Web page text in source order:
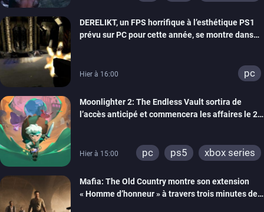
DERELIKT, un FPS horrifique à l’esthétique PS1
prévu sur PC pour cette année, se montre dans
Hier à 16:00 pc
Moonlighter 2: The Endless Vault sortira de
l’accès anticipé et commencera les affaires le 2
Hier à 15:00 pc ps5 xbox series
Mafia: The Old Country montre son extension
« Homme d’honneur » à travers trois minutes de